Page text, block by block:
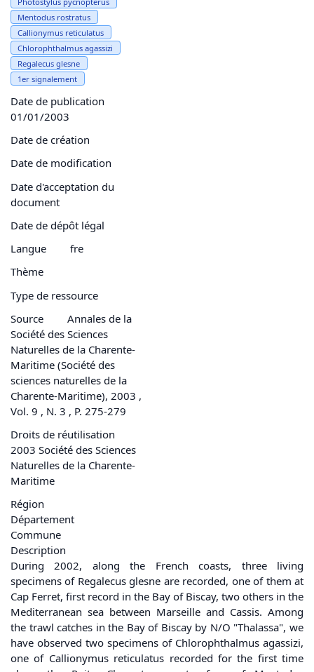
Mentodus rostratus
Callionymus reticulatus
Chlorophthalmus agassizi
Regalecus glesne
1er signalement
Date de publication
01/01/2003
Date de création
Date de modification
Date d'acceptation du
document
Date de dépôt légal
Langue
fre
Thème
Type de ressource
Source
Annales de la
Société des Sciences
Naturelles de la Charente-
Maritime (Société des
sciences naturelles de la
Charente-Maritime), 2003 ,
Vol. 9 , N. 3 , P. 275-279
Droits de réutilisation
2003 Société des Sciences
Naturelles de la Charente-
Maritime
Région
Département
Commune
Description
During 2002, along the French coasts, three living
specimens of Regalecus glesne are recorded, one of them at
Cap Ferret, first record in the Bay of Biscay, two others in the
Mediterranean sea between Marseille and Cassis. Among
the trawl catches in the Bay of Biscay by N/O "Thalassa", we
have observed two specimens of Chlorophthalmus agassizi,
one of Callionymus reticulatus recorded for the first time